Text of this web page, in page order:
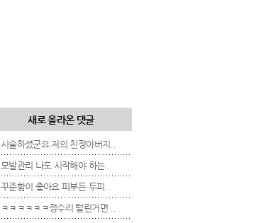
새로 올라온 댓글
시술하셨군요 저의 친정아버지..
모발관리 나도 시작해야 하는..
꾸준함이 좋아요 피부든 두피..
ㅋㅋㅋㅋㅋㅋ정수리 털린거면 ..